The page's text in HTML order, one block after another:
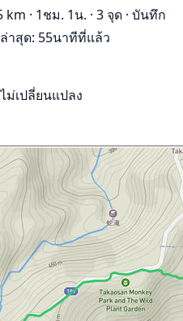
km · 1ชม. 1น. · 3 จุด · บันทึก
าสุด: 55นาทีที่แล้ว
เปลี่ยนแปลง